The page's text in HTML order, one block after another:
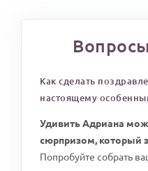
Как сделать
настоящему
Удивить Адриана
сюрпризом, который
Попробуйте собрать